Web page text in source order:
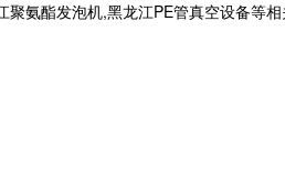
氨酯发泡机,黑龙江PE管真空设备等